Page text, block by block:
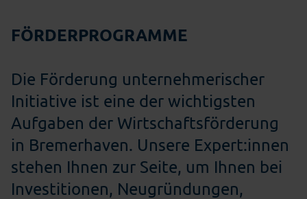
FÖRDERPROGRAMME
Die Förderung unternehmerischer
Initiative ist eine der wichtigsten
Aufgaben der Wirtschaftsförderung
in Bremerhaven. Unsere Expert:innen
stehen Ihnen zur Seite, um Ihnen bei
Investitionen, Neugründungen,